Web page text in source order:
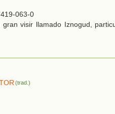
063-0
visir llamado Iznogud,
(trad.)